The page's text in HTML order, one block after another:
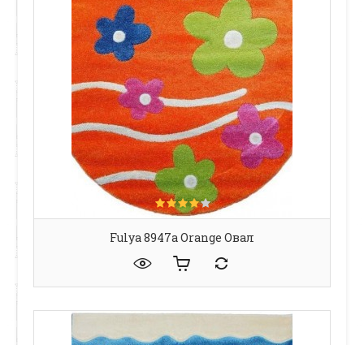
Fulya 8947a Orange Овал